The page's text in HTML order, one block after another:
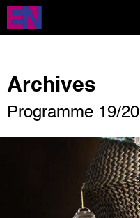
Aller
contenu
Archives
Programme 19/20